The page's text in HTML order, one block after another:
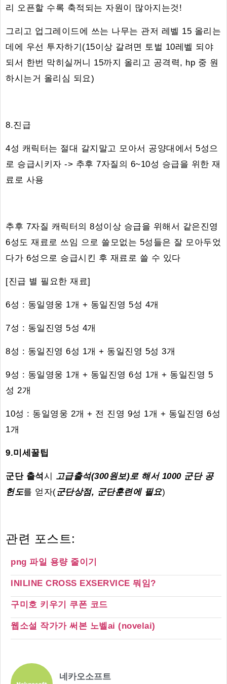
리 오픈할 수록 축적되는 자원이 많아지는것!
그리고 업그레이드에 쓰는 나무는 관저 레벨 15 올리는
데에 우선 투자하기(15이상 갈려면 토벌 10레벨 되야
되서 한번 막히실꺼니 15까지 올리고 공격력, hp 중 원
하시는거 올리심 되요)
8.진급
4성 캐릭터는 절대 갈지말고 모아서 공양대에서 5성으
로 승급시키자 -> 추후 7자질의 6~10성 승급을 위한 재
료로 사용
추후 7자질 캐릭터의 8성이상 승급을 위해서 같은진영
6성도 재료로 쓰임 으로 쓸모없는 5성들은 잘 모아두었
다가 6성으로 승급시킨 후 재료로 쓸 수 있다
[진급 별 필요한 재료]
6성 : 동일영웅 1개 + 동일진영 5성 4개
7성 : 동일진영 5성 4개
8성 : 동일진영 6성 1개 + 동일진영 5성 3개
9성 : 동일영웅 1개 + 동일진영 6성 1개 + 동일진영 5
성 2개
10성 : 동일영웅 2개 + 전 진영 9성 1개 + 동일진영 6성
1개
9.미세꿀팁
군단 출석시 고급출석(300원보)로 해서 1000 군단 공
헌도를 얻자(군단상점, 군단훈련에 필요)
관련 포스트:
png 파일 용량 줄이기
INILINE CROSS EXSERVICE 뭐임?
구미호 키우기 쿠폰 코드
웹소설 작가가 써본 노벨ai (novelai)
네카오소프트